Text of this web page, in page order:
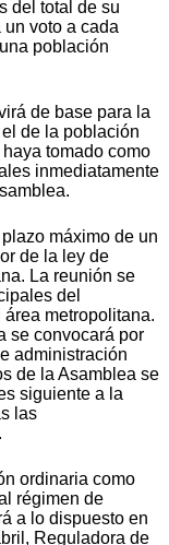
del total de su
voto a cada
población
de base para la
de la población
tomado como
inmediatamente
máximo de un
de la ley de
La reunión se
del
metropolitana.
se convocará por
administración
de la Asamblea se
siguiente a la
las
ordinaria como
régimen de
a lo dispuesto en
Reguladora de